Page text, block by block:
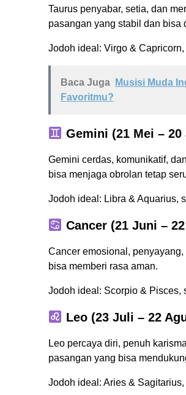
Taurus penyabar, setia, dan
pasangan yang stabil dan bisa
Jodoh ideal: Virgo &
Baca Juga
Musisi Muda
Favoritmu?
Gemini (21 Mei – 20
Gemini cerdas, komunikatif,
bisa menjaga obrolan tetap
Jodoh ideal: Libra & Aquarius,
Cancer (21 Juni –
Cancer emosional,
bisa memberi rasa aman.
Jodoh ideal: Scorpio & Pisces,
Leo (23 Juli – 22
Leo percaya diri, penuh
pasangan yang bisa
Jodoh ideal: Aries &